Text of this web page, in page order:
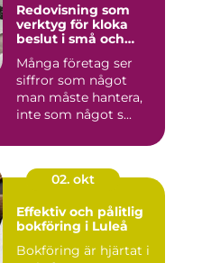
Redovisning som
verktyg för kloka
beslut i små och
Många företag ser
siffror som något
man måste hantera,
inte som något s...
02. okt
Effektiv och pålitlig
bokföring i Luleå
Bokföring är hjärtat i